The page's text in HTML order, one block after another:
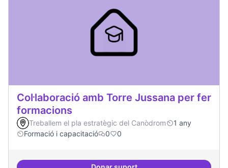
Col·laboració amb Torre Jussana per fer
formacions
Treballem el pla estratègic del Canòdrom
1 any
Formació i capacitació
0 0